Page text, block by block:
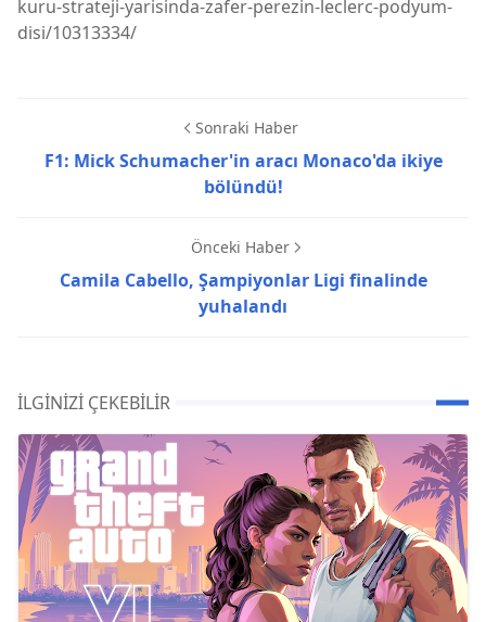
kuru-strateji-yarisinda-zafer-perezin-leclerc-podyum-
disi/10313334/
Sonraki Haber
F1: Mick Schumacher'in aracı Monaco'da ikiye
bölündü!
Önceki Haber
Camila Cabello, Şampiyonlar Ligi finalinde
yuhalandı
İLGINIZI ÇEKEBILIR